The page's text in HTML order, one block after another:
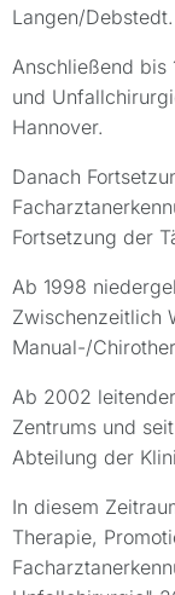
Langen/Debstedt.
Anschließend bis
und
Hannover.
Danach
Fortsetzung der
Ab 1998
Zwischenzeitlich
Manual-/
Ab 2002
Zentrums und
Abteilung der
In diesem
Therapie,